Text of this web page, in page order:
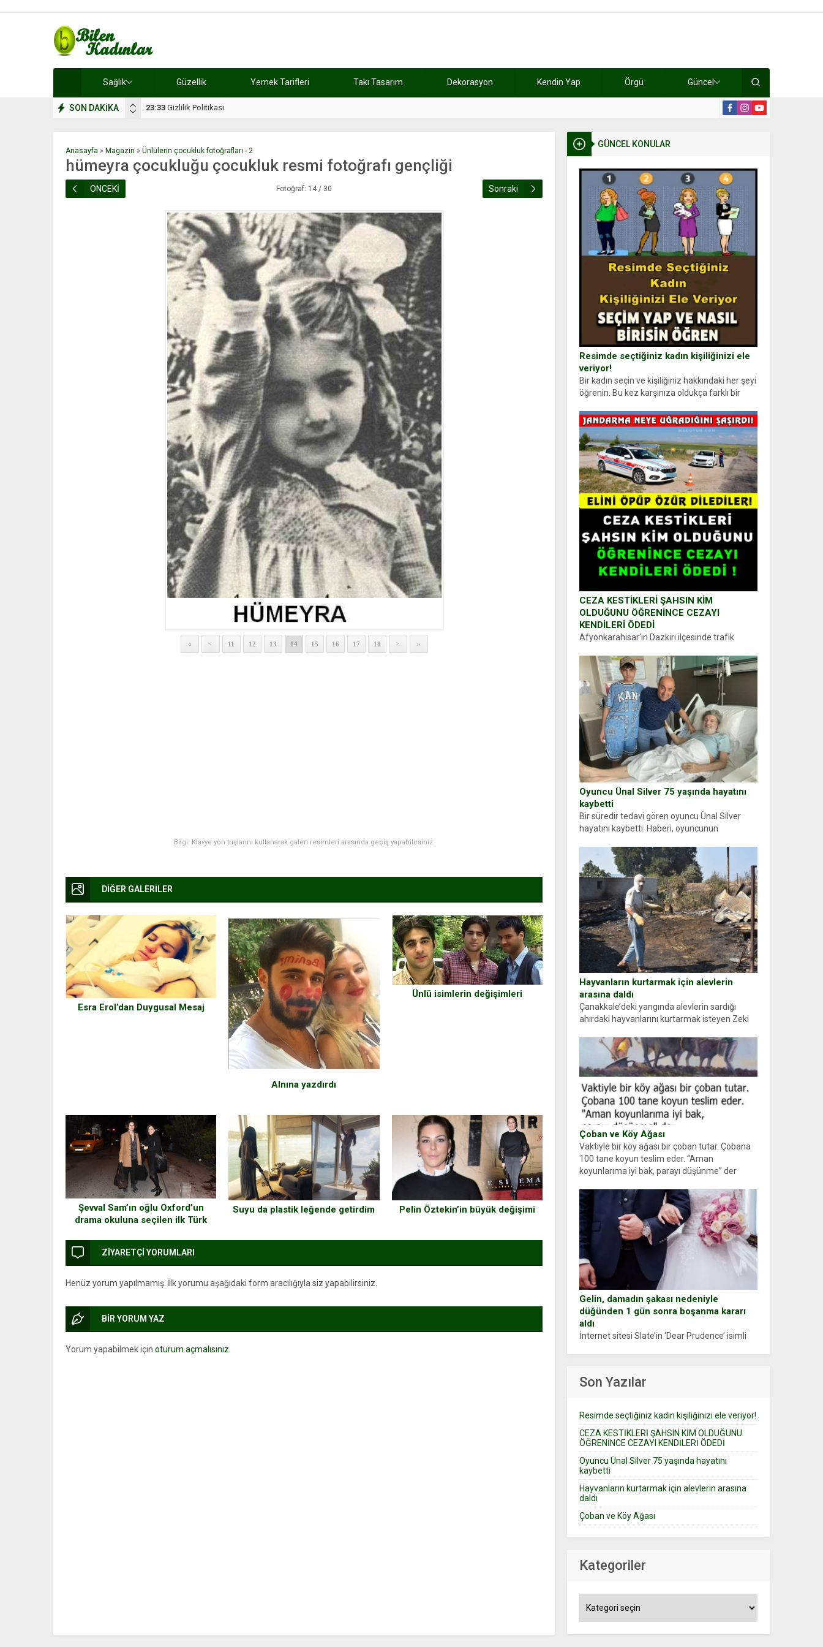
Sağlık Güzellik Yemek Tarifleri Takı Tasarım Dekorasyon Kendin Yap Örgü Güncel
SON DAKİKA 17:08 Dilan, düğününe 5 gün kala hayatını kaybetti
GÜNCEL KONULAR
Resimde seçtiğiniz kadın kişiliğinizi ele
veriyor!
Bir kadın seçin ve kişiliğiniz hakkındaki her şeyi
öğrenin. Bu kez karşınıza oldukça farklı bir
kadın figürlerinden dikkatinizi en...
CEZA KESTİKLERİ ŞAHSIN KİM
OLDUĞUNU ÖĞRENİNCE CEZAYI
KENDİLERİ ÖDEDİ
Afyonkarahisar’ın Dazkırı ilçesinde trafik
durdurdukları bir otomobilin sürücüsünden
ehliyet ve ruhsat sorup belgelerini istedi.
Sürücü Abdurrahman Ö.nün verdiği evraklarda
eksik olduğunu...
Oyuncu Ünal Silver 75 yaşında hayatını
kaybetti
Bir süredir tedavi gören oyuncu Ünal Silver
hayatını kaybetti. Haberi, oyuncunun
sosyal medya hesabında “Usta Oyuncumuz ve
çok değerli dostumuz...
Hayvanların kurtarmak için alevlerin
arasına daldı
Çanakkale’deki yangında alevlerin sardığı
ahırdaki hayvanlarını kurtarmak isteyen Zeki
ellerinde yanıklar oluşan Demir, kâbus dolu
anları anlattı… Merkeze bağlı...
Çoban ve Köy Ağası
Vaktiyle bir köy ağası bir çoban tutar. Çobana
100 tane koyun teslim eder. “Aman
koyunlarıma iyi bak, parayı düşünme” der
Gelin, damadın şakası nedeniyle
düğünden 1 gün sonra boşanma kararı
aldı
İnternet sitesi Slate’in ‘Dear Prudence’ isimli
Son Yazılar
Resimde seçtiğiniz kadın kişiliğinizi ele veriyor!
CEZA KESTİKLERİ ŞAHSIN KİM OLDUĞUNU
ÖĞRENİNCE CEZAYI KENDİLERİ ÖDEDİ
Oyuncu Ünal Silver 75 yaşında hayatını
kaybetti
Hayvanların kurtarmak için alevlerin arasına
daldı
Çoban ve Köy Ağası
Kategoriler
Anasayfa » Magazin » Ünlülerin çocukluk fotoğrafları - 2
hümeyra çocukluğu çocukluk resmi fotoğrafı gençliği
ÖNCEKİ Fotoğraf: 14 / 30 Sonraki
« < 11 12 13 14 15 16 17 18 > »
Bilgi: Klavye yön tuşlarını kullanarak galeri resimleri arasında geçiş yapabilirsiniz.
DİĞER GALERİLER
Esra Erol’dan Duygusal Mesaj
Alnına yazdırdı
Ünlü isimlerin değişimleri
Şevval Sam’ın oğlu Oxford’un
drama okuluna seçilen ilk Türk
Suyu da plastik leğende getirdim Pelin Öztekin’in büyük değişimi
ZİYARETÇİ YORUMLARI
Henüz yorum yapılmamış. İlk yorumu aşağıdaki form aracılığıyla siz yapabilirsiniz.
BİR YORUM YAZ
Yorum yapabilmek için oturum açmalısınız